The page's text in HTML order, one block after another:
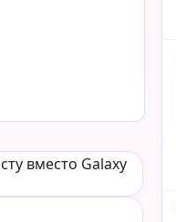
вместо Galaxy